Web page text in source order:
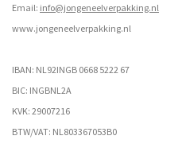
Email: info@jongeneelverpakking.nl
www.jongeneelverpakking.nl
IBAN: NL92INGB 0668 5222 67
BIC: INGBNL2A
KVK: 29007216
BTW/VAT: NL803367053B0